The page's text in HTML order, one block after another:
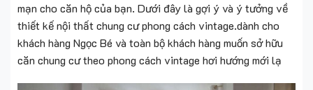
mạn cho căn hộ của bạn. Dưới đây là gợi ý và ý tưởng về
thiết kế nội thất chung cư phong cách vintage.dành cho
khách hàng Ngọc Bé và toàn bộ khách hàng muốn sở hữu
căn chung cư theo phong cách vintage hơi hướng mới lạ